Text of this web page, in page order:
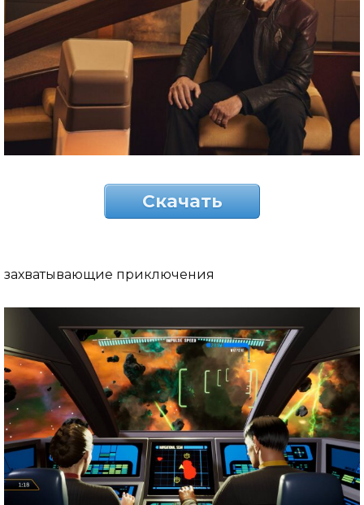
Скачать
захватывающие приключения